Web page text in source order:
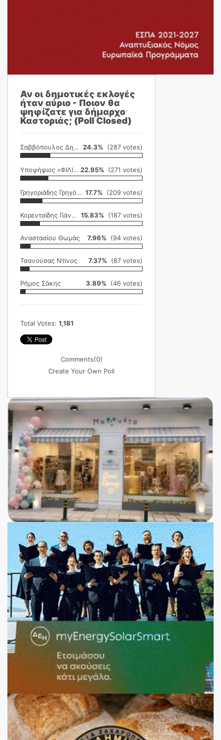
Αν οι δημοτικές εκλογές
ήταν αύριο - Ποιον θα
ψηφίζατε για δήμαρχο
Καστοριάς; (Poll Closed)
Σαββόπουλος Δημήτρης 24.3% (287 votes)
Υποψήφιος «ΦΙΛΙΚΗ ΕΤΑΙΡΕΙΑ» 22.95% (271 votes)
Γρηγοριάδης Γρηγόρης 17.7% (209 votes)
Κορεντσίδης Γιάννης 15.83% (187 votes)
Αναστασίου Θωμάς 7.96% (94 votes)
Τσανούσας Ντίνος 7.37% (87 votes)
Ρήμος Σάκης 3.89% (46 votes)
Total Votes: 1,181
Comments(0)
Create Your Own Poll